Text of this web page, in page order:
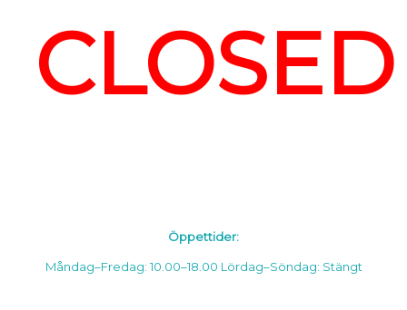
CLOSED
Öppettider:
Måndag–Fredag: 10.00–18.00 Lördag–Söndag: Stängt